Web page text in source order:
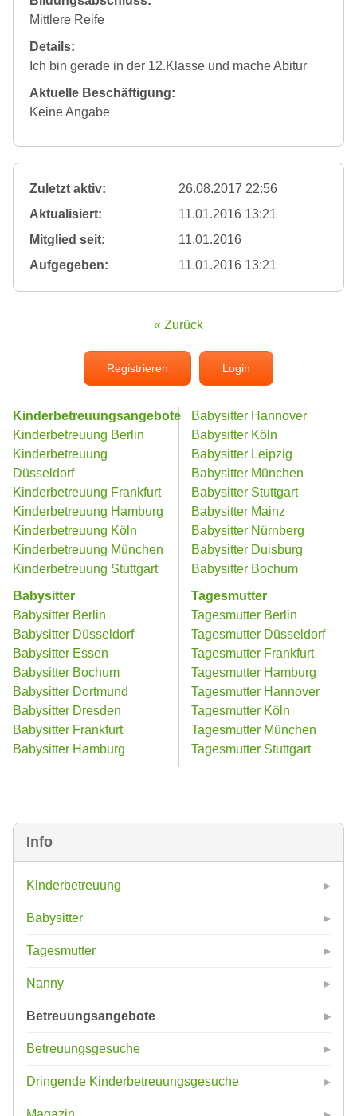
Info
Kinderbetreuung
Babysitter
Tagesmutter
Nanny
Betreuungsangebote
Betreuungsgesuche
Dringende Kinderbetreuungsgesuche
Mittlere Reife
Details:
Ich bin gerade in der 12.Klasse und mache Abitur
Aktuelle Beschäftigung:
Keine Angabe
Zuletzt aktiv:
26.08.2017 22:56
Aktualisiert:
11.01.2016 13:21
Mitglied seit:
11.01.2016
Aufgegeben:
11.01.2016 13:21
« Zurück
Registrieren Login
Kinderbetreuungsangebote
Kinderbetreuung Berlin
Kinderbetreuung
Düsseldorf
Kinderbetreuung Frankfurt
Kinderbetreuung Hamburg
Kinderbetreuung Köln
Kinderbetreuung München
Kinderbetreuung Stuttgart
Babysitter
Babysitter Berlin
Babysitter Düsseldorf
Babysitter Essen
Babysitter Bochum
Babysitter Dortmund
Babysitter Dresden
Babysitter Frankfurt
Babysitter Hamburg
Babysitter Hannover
Babysitter Köln
Babysitter Leipzig
Babysitter München
Babysitter Stuttgart
Babysitter Mainz
Babysitter Nürnberg
Babysitter Duisburg
Babysitter Bochum
Tagesmutter
Tagesmutter Berlin
Tagesmutter Düsseldorf
Tagesmutter Frankfurt
Tagesmutter Hamburg
Tagesmutter Hannover
Tagesmutter Köln
Tagesmutter München
Tagesmutter Stuttgart